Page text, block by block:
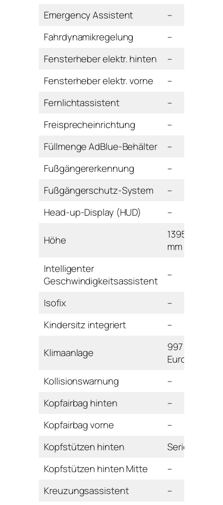
Emergency Assistent
–
Fahrdynamikregelung
–
Fensterheber elektr. hinten
–
Fensterheber elektr. vorne
–
Fernlichtassistent
–
Freisprecheinrichtung
–
Füllmenge AdBlue-Behälter
–
Fußgängererkennung
–
Fußgängerschutz-System
–
Head-up-Display (HUD)
–
Höhe
1395
mm
Intelligenter
Geschwindigkeitsassistent
–
Isofix
–
Kindersitz integriert
–
Klimaanlage
997
Euro
Kollisionswarnung
–
Kopfairbag hinten
–
Kopfairbag vorne
–
Kopfstützen hinten
Serie
Kopfstützen hinten Mitte
–
Kreuzungsassistent
–